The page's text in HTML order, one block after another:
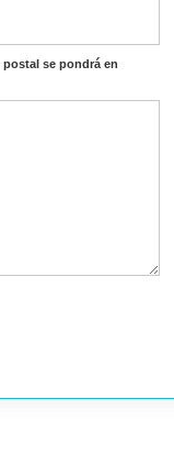
se pondrá en